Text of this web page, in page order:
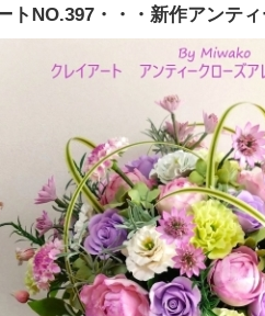
トNO.397・・・新作アンテ